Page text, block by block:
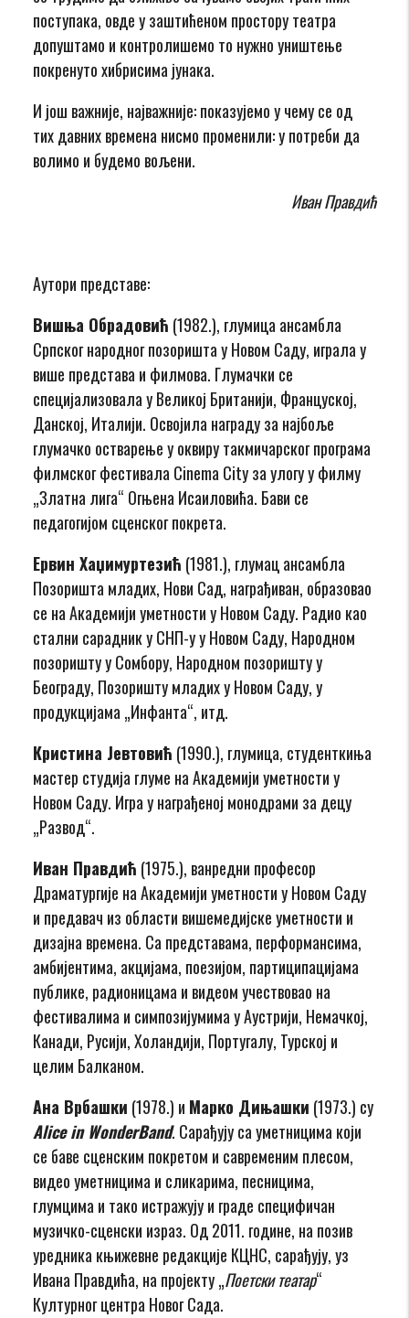
поступака, овде у заштићеном простору театра
допуштамо и контролишемо то нужно уништење
покренуто хибрисима јунака.
И још важније, најважније: показујемо у чему се од
тих давних времена нисмо променили: у потреби да
волимо и будемо вољени.
Иван Правдић
Аутори представе:
Вишња Обрадовић (1982.), глумица ансамбла
Српског народног позоришта у Новом Саду, играла у
више представа и филмова. Глумачки се
специјализовала у Великој Британији, Француској,
Данској, Италији. Освојила награду за најбоље
глумачко остварење у оквиру такмичарског програма
филмског фестивала Cinema City за улогу у филму
„Златна лига“ Огњена Исаиловића. Бави се
педагогијом сценског покрета.
Ервин Хаџимуртезић (1981.), глумац ансамбла
Позоришта младих, Нови Сад, награђиван, образовао
се на Академији уметности у Новом Саду. Радио као
стални сарадник у СНП-у у Новом Саду, Народном
позоришту у Сомбору, Народном позоришту у
Београду, Позоришту младих у Новом Саду, у
продукцијама „Инфанта“, итд.
Кристина Јевтовић (1990.), глумица, студенткиња
мастер студија глуме на Академији уметности у
Новом Саду. Игра у награђеној монодрами за децу
„Развод“.
Иван Правдић (1975.), ванредни професор
Драматургије на Академији уметности у Новом Саду
и предавач из области вишемедијске уметности и
дизајна времена. Са представама, перформансима,
амбијентима, акцијама, поезијом, партиципацијама
публике, радионицама и видеом учествовао на
фестивалима и симпозијумима у Аустрији, Немачкој,
Канади, Русији, Холандији, Португалу, Турској и
целим Балканом.
Ана Врбашки (1978.) и Марко Дињашки (1973.) су
Alice in WonderBand. Сарађују са уметницима који
се баве сценским покретом и савременим плесом,
видео уметницима и сликарима, песницима,
глумцима и тако истражују и граде специфичан
музичко-сценски израз. Од 2011. године, на позив
уредника књижевне редакције КЦНС, сарађују, уз
Ивана Правдића, на пројекту „Поетски театар“
Културног центра Новог Сада.